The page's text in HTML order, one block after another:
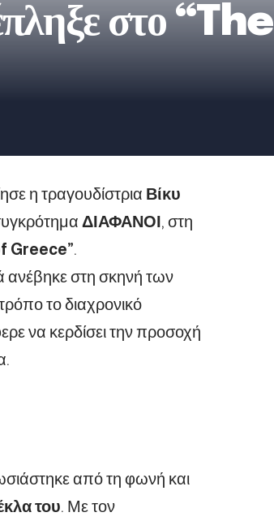
στο “The
η τραγουδίστρια Βίκυ
ΔΙΑΦΑΝΟΙ, στη
Greece”.
ανέβηκε στη σκηνή των
το διαχρονικό
να κερδίσει την προσοχή
από τη φωνή και
του. Με τον